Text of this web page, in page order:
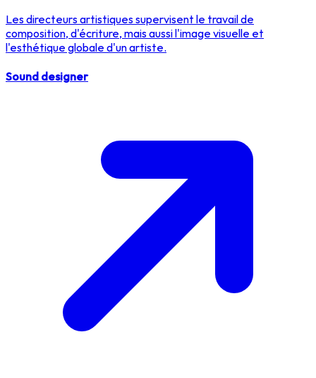
Les directeurs artistiques supervisent le travail de
composition, d'écriture, mais aussi l'image visuelle et
l'esthétique globale d'un artiste.
Sound designer